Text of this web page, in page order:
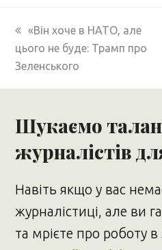
previous
post:
«Він хоче в НАТО, але
цього не буде: Трамп про
Зеленського
Шукаємо
журналістів
Навіть якщо у вас
журналістиці, але ви
та мрієте про роботу